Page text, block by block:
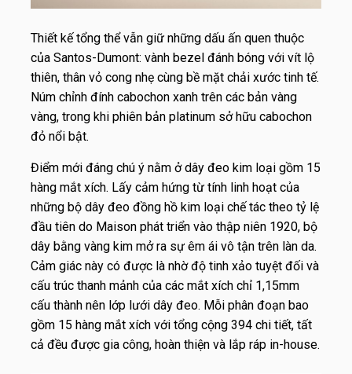
Thiết kế tổng thể vẫn giữ những dấu ấn quen thuộc
của Santos-Dumont: vành bezel đánh bóng với vít lộ
thiên, thân vỏ cong nhẹ cùng bề mặt chải xước tinh tế.
Núm chỉnh đính cabochon xanh trên các bản vàng
vàng, trong khi phiên bản platinum sở hữu cabochon
đỏ nổi bật.
Điểm mới đáng chú ý nằm ở dây đeo kim loại gồm 15
hàng mắt xích. Lấy cảm hứng từ tính linh hoạt của
những bộ dây đeo đồng hồ kim loại chế tác theo tỷ lệ
đầu tiên do Maison phát triển vào thập niên 1920, bộ
dây bằng vàng kim mở ra sự êm ái vô tận trên làn da.
Cảm giác này có được là nhờ độ tinh xảo tuyệt đối và
cấu trúc thanh mảnh của các mắt xích chỉ 1,15mm
cấu thành nên lớp lưới dây đeo. Mỗi phân đoạn bao
gồm 15 hàng mắt xích với tổng cộng 394 chi tiết, tất
cả đều được gia công, hoàn thiện và lắp ráp in-house.